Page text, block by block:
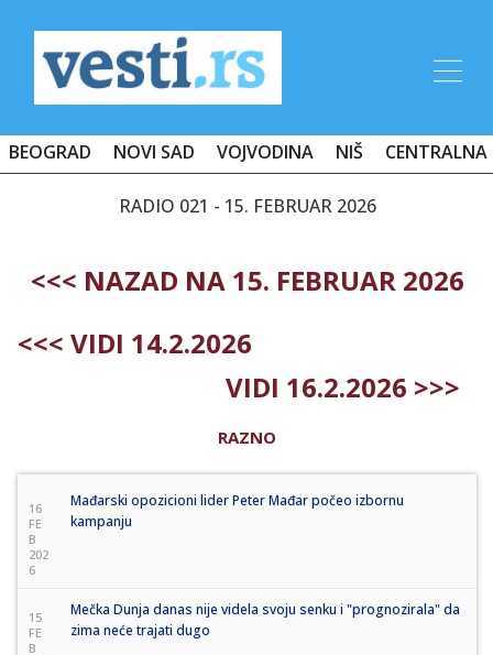
BEOGRAD NOVI SAD VOJVODINA NIŠ CENTRALNA
RADIO 021 - 15. FEBRUAR 2026
<<< NAZAD NA 15. FEBRUAR 2026
<<< VIDI 14.2.2026
VIDI 16.2.2026 >>>
RAZNO
16
FE
B
202
6
Mađarski opozicioni lider Peter Mađar počeo izbornu
kampanju
15
FE
B
Mečka Dunja danas nije videla svoju senku i "prognozirala" da
zima neće trajati dugo